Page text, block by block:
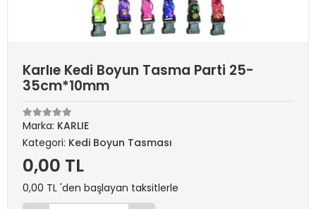
Karlıe Kedi Boyun Tasma Parti 25-
35cm*10mm
Marka: KARLIE
Kategori: Kedi Boyun Tasması
0,00 TL
0,00 TL 'den başlayan taksitlerle